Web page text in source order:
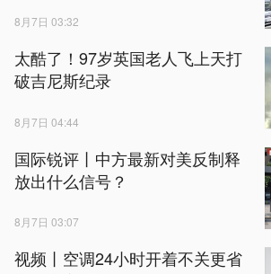
8月7日 03:32
太酷了！97岁英国老人飞上天打
破吉尼斯纪录
8月7日 04:44
国际锐评丨中方最新对美反制释
放出什么信号？
8月7日 03:07
视频丨空调24小时开着不关更省